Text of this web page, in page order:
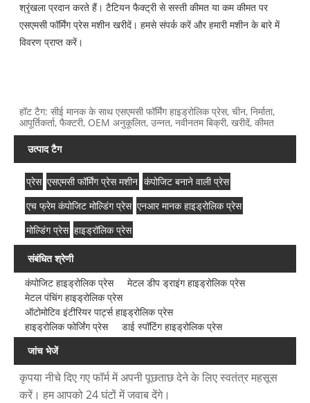
श्रृंखला प्रदान करते हैं। टैटियन फैक्ट्री से सस्ती कीमत या कम कीमत पर
एसएमसी फॉर्मिंग प्रेस मशीन खरीदें। हमसे संपर्क करें और हमारी मशीन के बारे में
विवरण प्राप्त करें।
हॉट टैग: सीई मानक के साथ एसएमसी फॉर्मिंग हाइड्रोलिक प्रेस, चीन, निर्माता,
आपूर्तिकर्ता, फैक्टरी, OEM अनुकूलित, उन्नत, नवीनतम बिक्री, खरीदें, कीमत
उत्पाद टैग
प्रेस एसएमसी फॉर्मिंग प्रेस मशीन कंपोजिट बनाने वाली प्रेस
एच फ्रेम कंपोजिट मोल्डिंग प्रेस एनआर मानक हाइड्रोलिक प्रेस
मोल्डिंग प्रेस हाइड्रॉलिक प्रेस
संबंधित श्रेणी
कंपोजिट हाइड्रोलिक प्रेस
मेटल डीप ड्राइंग हाइड्रोलिक प्रेस
मेटल पंचिंग हाइड्रोलिक प्रेस
ऑटोमोटिव इंटीरियर पार्ट्स हाइड्रोलिक प्रेस
हाइड्रोलिक फोर्जिंग प्रेस
डाई स्पॉटिंग हाइड्रोलिक प्रेस
जांच भेजें
कृपया नीचे दिए गए फॉर्म में अपनी पूछताछ देने के लिए स्वतंत्र महसूस
करें। हम आपको 24 घंटों में जवाब देंगे।